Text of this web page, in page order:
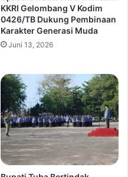
KKRI Gelombang V Kodim
0426/TB Dukung Pembinaan
Karakter Generasi Muda
Juni 13, 2026